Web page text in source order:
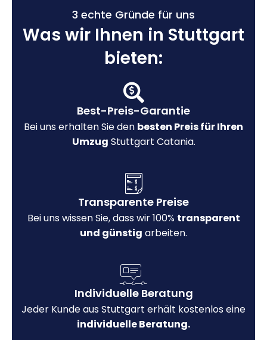
3 echte Gründe für uns
Was wir Ihnen in Stuttgart
bieten:
Best-Preis-Garantie
Bei uns erhalten Sie den besten Preis für Ihren
Umzug Stuttgart Catania.
Transparente Preise
Bei uns wissen Sie, dass wir 100% transparent
und günstig arbeiten.
Individuelle Beratung
Jeder Kunde aus Stuttgart erhält kostenlos eine
individuelle Beratung.